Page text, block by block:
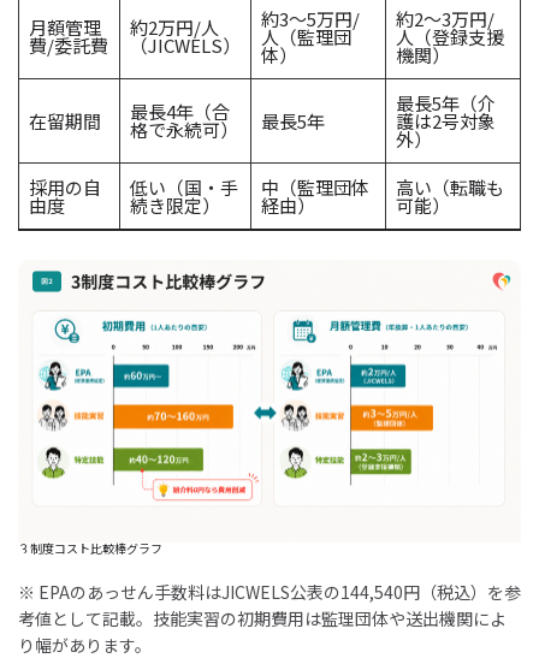
月額管理
費/委託費
約2万円/人
（JICWELS）
約3〜5万円/
人（監理団
体）
約2〜3万円/
人（登録支援
機関）
在留期間 最長4年（合
格で永続可） 最長5年
最長5年（介
護は2号対象
外）
採用の自
由度
低い（国・手
続き限定）
中（監理団体
経由）
高い（転職も
可能）
３制度コスト比較棒グラフ
※ EPAのあっせん手数料はJICWELS公表の144,540円（税込）を参
考値として記載。技能実習の初期費用は監理団体や送出機関によ
り幅があります。